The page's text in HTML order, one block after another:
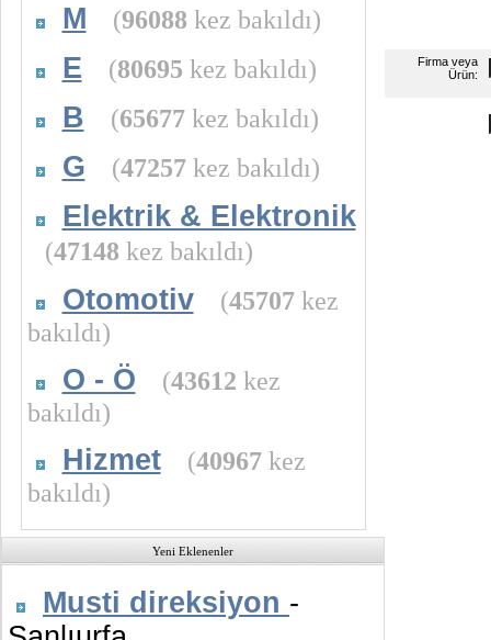
M (96088 kez bakıldı)
E (80695 kez bakıldı)
B (65677kez bakıldı)
G (47257kez bakıldı)
Elektrik & Elektronik
(47148 kez bakıldı)
Otomotiv (45707kez
bakıldı)
O - Ö (43612 kez
bakıldı)
Hizmet (40967kez
bakıldı)
Yeni Eklenenler
Musti direksiyon -
Firma veya
Ürün: